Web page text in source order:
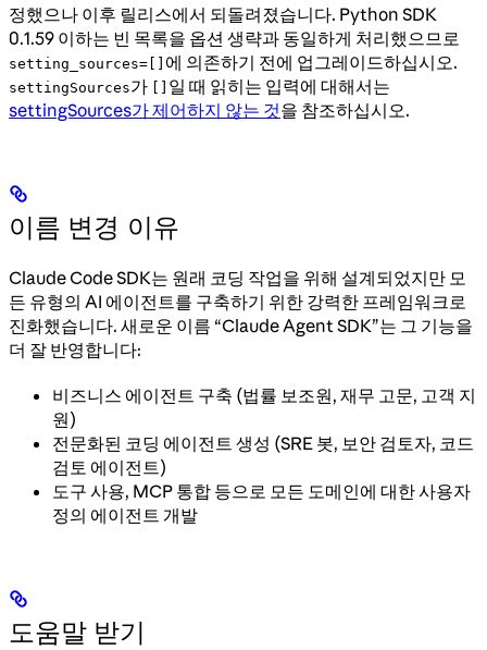
정했으나 이후 릴리스에서 되돌려졌습니다. Python SDK
0.1.59 이하는 빈 목록을 옵션 생략과 동일하게 처리했으므로
setting_sources=[] 에 의존하기 전에 업그레이드하십시오.
settingSources가
일 때 읽히는 입력에 대해서는
settingSources가 제어하지 않는 것을 참조하십시오.
이름 변경 이유
Claude Code SDK는 원래 코딩 작업을 위해 설계되었지만 모
든 유형의 AI 에이전트를 구축하기 위한 강력한 프레임워크로
진화했습니다. 새로운 이름 “Claude Agent SDK”는 그 기능을
더 잘 반영합니다:
비즈니스 에이전트 구축 (법률 보조원, 재무 고문, 고객 지
원)
전문화된 코딩 에이전트 생성 (SRE 봇, 보안 검토자, 코드
검토 에이전트)
도구 사용, MCP 통합 등으로 모든 도메인에 대한 사용자
정의 에이전트 개발
도움말 받기